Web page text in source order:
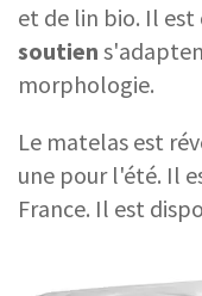
et de lin bio. Il
soutien
morphologie.
Le matelas est
une pour l'été. Il
France. Il est